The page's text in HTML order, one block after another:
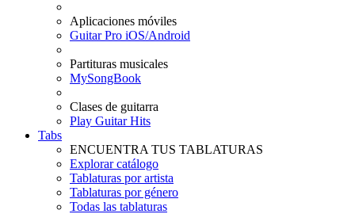
Aplicaciones móviles
Guitar Pro iOS/Android
Partituras musicales
MySongBook
Clases de guitarra
Play Guitar Hits
Tabs
ENCUENTRA TUS TABLATURAS
Explorar catálogo
Tablaturas por artista
Tablaturas por género
Todas las tablaturas